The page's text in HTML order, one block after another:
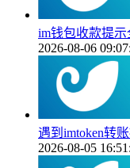
im钱包收款提
2026-08-06
遇到imtoken转
2026-08-05